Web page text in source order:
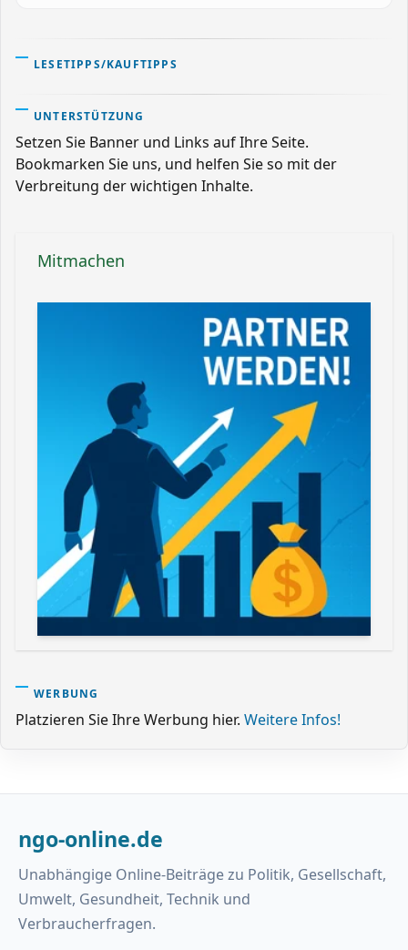
LESETIPPS/KAUFTIPPS
UNTERSTÜTZUNG
Setzen Sie Banner und Links auf Ihre Seite.
Bookmarken Sie uns, und helfen Sie so mit der
Verbreitung der wichtigen Inhalte.
Mitmachen
WERBUNG
Platzieren Sie Ihre Werbung hier. Weitere Infos!
ngo-online.de
Unabhängige Online-Beiträge zu Politik, Gesellschaft,
Umwelt, Gesundheit, Technik und
Verbraucherfragen.